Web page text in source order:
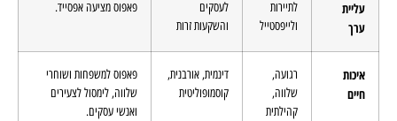
עליית
ערך
לתיירות
ולייפסטייל
לעסקים
והשקעות זרות
פאפוס מציעה אפסייד.
איכות
חיים
רגועה,
שלווה,
קהילתית
דינמית, אורבנית,
קוסמופוליטית
פאפוס למשפחות ושוחרי
שלווה, לימסול לצעירים
ואנשי עסקים.